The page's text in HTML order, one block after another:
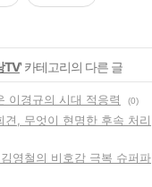
TV' 카테고리의 다른 글
이경규의 시대 적응력 (0)
견, 무엇이 현명한 후속 처리
영철의 비호감 극복 슈퍼파